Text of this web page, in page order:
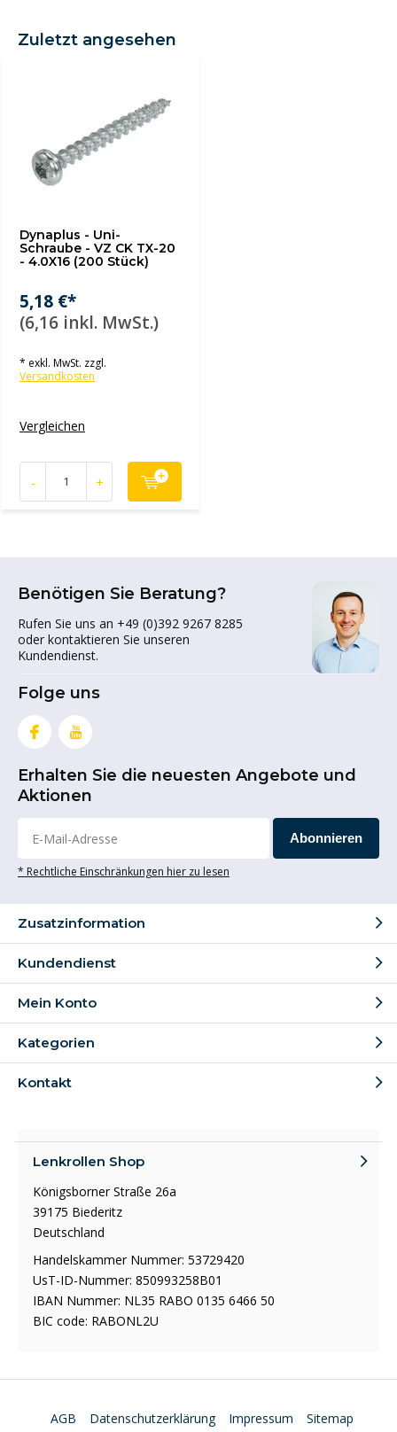
Zuletzt angesehen
Dynaplus - Uni-
Schraube - VZ CK TX-20
- 4.0X16 (200 Stück)
5,18 €*
(6,16 inkl. MwSt.)
* exkl. MwSt. zzgl.
Versandkosten
Vergleichen
- +
Benötigen Sie Beratung?
Rufen Sie uns an +49 (0)392 9267 8285
oder kontaktieren Sie unseren
Kundendienst.
Folge uns
Erhalten Sie die neuesten Angebote und
Aktionen
Abonnieren
* Rechtliche Einschränkungen hier zu lesen
Zusatzinformation
Kundendienst
Mein Konto
Kategorien
Kontakt
Lenkrollen Shop
Königsborner Straße 26a
39175 Biederitz
Deutschland
Handelskammer Nummer: 53729420
UsT-ID-Nummer: 850993258B01
IBAN Nummer: NL35 RABO 0135 6466 50
BIC code: RABONL2U
AGB Datenschutzerklärung Impressum Sitemap